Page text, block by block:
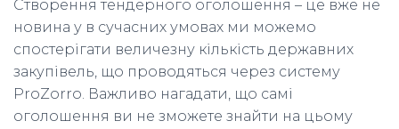
Г
Створення тендерного оголошення – це вже не
новина у в сучасних умовах ми можемо
спостерігати величезну кількість державних
закупівель, що проводяться через систему
ProZorro. Важливо нагадати, що самі
оголошення ви не зможете знайти на цьому